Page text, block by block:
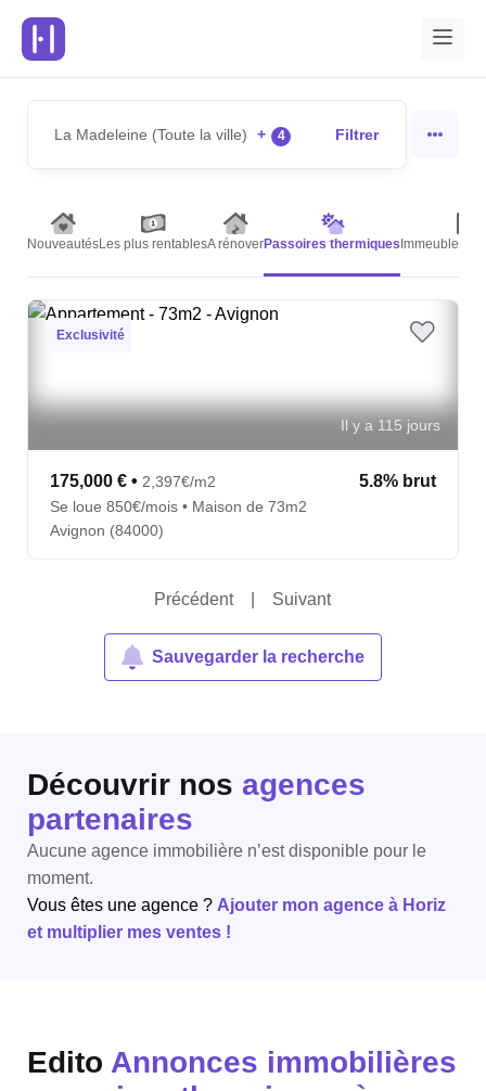
La Madeleine (Toute la ville) + 4 Filtrer
NouveautésLes plus rentablesA rénoverPassoires thermiques Immeubles
Exclusivité
Il y a 115 jours
175,000 € • 2,397€/m2 5.8% brut
Se loue 850€/mois • Maison de 73m2
Avignon (84000)
Précédent Suivant
Sauvegarder la recherche
Découvrir nos agences
partenaires
Aucune agence immobilière n’est disponible pour le
moment.
Vous êtes une agence ? Ajouter mon agence à Horiz
et multiplier mes ventes !
Edito Annonces immobilières